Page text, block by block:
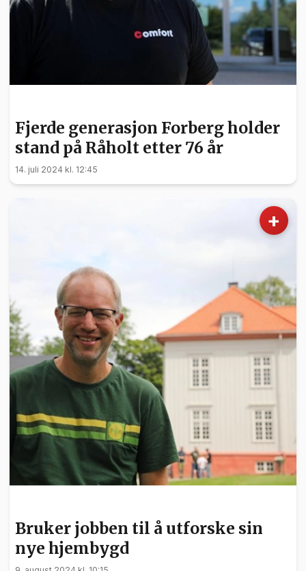
Fjerde generasjon Forberg holder
stand på Råholt etter 76 år
14. juli 2024 kl. 12:45
+
Bruker jobben til å utforske sin
nye hjembygd